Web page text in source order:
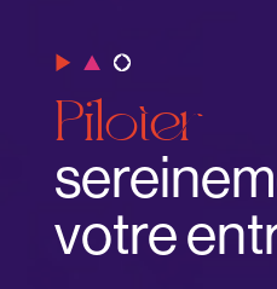
Piloter
votre